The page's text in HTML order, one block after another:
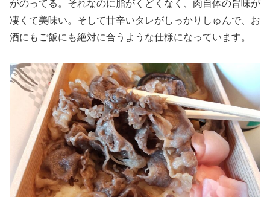
がのってる。それなのに脂がくどくなく、肉自体の旨味が
凄くて美味い。そして甘辛いタレがしっかりしゅんで、お
酒にもご飯にも絶対に合うような仕様になっています。